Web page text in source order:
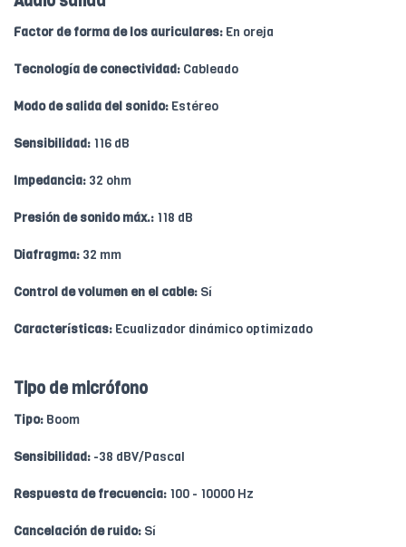
Factor de forma de los auriculares: En oreja
Tecnología de conectividad: Cableado
Modo de salida del sonido: Estéreo
Sensibilidad: 116 dB
Impedancia: 32 ohm
Presión de sonido máx.: 118 dB
Diafragma: 32 mm
Control de volumen en el cable: Sí
Características: Ecualizador dinámico optimizado
Tipo de micrófono
Tipo: Boom
Sensibilidad: -38 dBV/Pascal
Respuesta de frecuencia: 100 - 10000 Hz
Cancelación de ruido: Sí